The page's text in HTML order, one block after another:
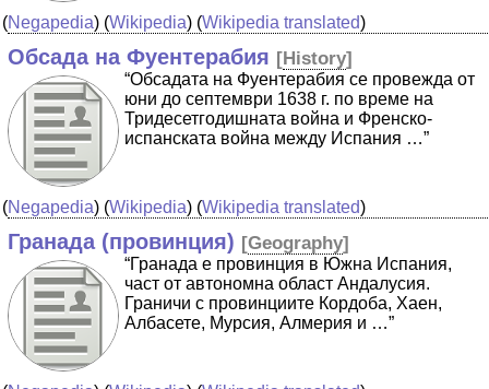
(Negapedia) (Wikipedia) (Wikipedia translated)
Обсада на Фуентерабия [History]
“Обсадата на Фуентерабия се провежда от
юни до септември 1638 г. по време на
Тридесетгодишната война и Френско-
испанската война между Испания …”
(Negapedia) (Wikipedia) (Wikipedia translated)
Гранада (провинция) [Geography]
“Гранада е провинция в Южна Испания,
част от автономна област Андалусия.
Граничи с провинциите Кордоба, Хаен,
Албасете, Мурсия, Алмерия и …”